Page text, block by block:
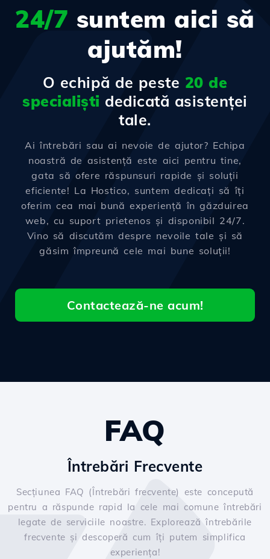
24/7 suntem aici să
ajutăm!
O echipă de peste 20 de
specialiști dedicată asistenței
tale.
Ai întrebări sau ai nevoie de ajutor? Echipa
noastră de asistență este aici pentru tine,
gata să ofere răspunsuri rapide și soluții
eficiente! La Hostico, suntem dedicați să îți
oferim cea mai bună experiență în găzduirea
web, cu suport prietenos și disponibil 24/7.
Vino să discutăm despre nevoile tale și să
găsim împreună cele mai bune soluții!
Contactează-ne acum!
FAQ
Întrebări Frecvente
Secțiunea FAQ (Întrebări frecvente) este concepută
pentru a răspunde rapid la cele mai comune întrebări
legate de serviciile noastre. Explorează întrebările
frecvente și descoperă cum îți putem simplifica
experiența!